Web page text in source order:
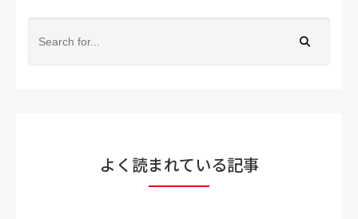
よく読まれている記事